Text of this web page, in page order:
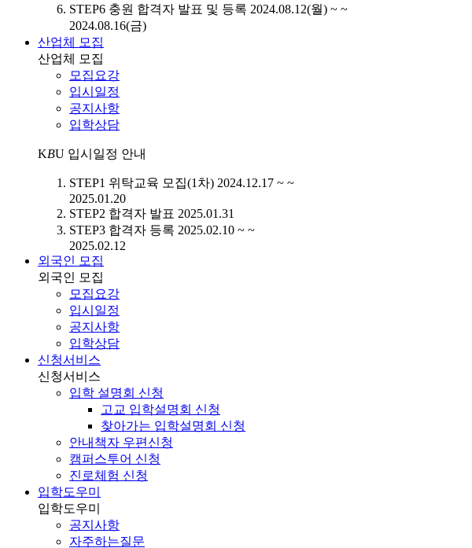
STEP6 충원 합격자 발표 및 등록 2024.08.12(월) ~ ~
2024.08.16(금)
산업체 모집
산업체 모집
모집요강
입시일정
공지사항
입학상담
KBU 입시일정 안내
STEP1 위탁교육 모집(1차) 2024.12.17 ~ ~
2025.01.20
STEP2 합격자 발표 2025.01.31
STEP3 합격자 등록 2025.02.10 ~ ~
2025.02.12
외국인 모집
외국인 모집
모집요강
입시일정
공지사항
입학상담
신청서비스
신청서비스
입학 설명회 신청
고교 입학설명회 신청
찾아가는 입학설명회 신청
안내책자 우편신청
캠퍼스투어 신청
진로체험 신청
입학도우미
입학도우미
공지사항
자주하는질문